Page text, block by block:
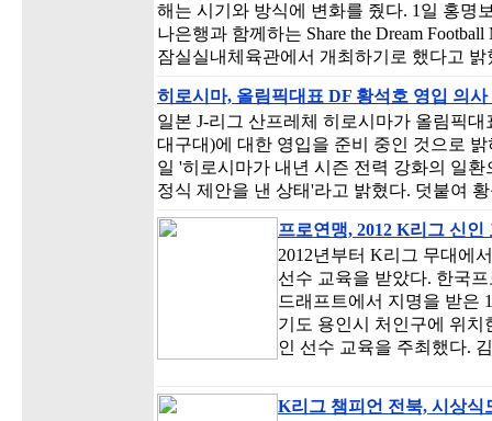
해는 시기와 방식에 변화를 줬다. 1일 홍명
나은행과 함께하는 Share the Dream
잠실실내체육관에서 개최하기로 했다고
히로시마, 올림픽대표 DF 황석호 영입 의사
일본 J-리그 산프레체 히로시마가 올림픽
대구대)에 대한 영입을 준비 중인 것으로
일 '히로시마가 내년 시즌 전력 강화의 일
정식 제안을 낸 상태'라고 밝혔다. 덧붙여
프로연맹, 2012 K리그 신
2012년부터 K리그 무대에
선수 교육을 받았다. 한국
드래프트에서 지명을 받은
기도 용인시 처인구에 위
인 선수 교육을 주최했다.
K리그 챔피언 전북, 시상식